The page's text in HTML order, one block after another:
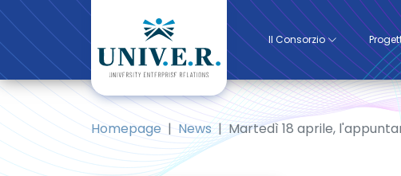
Il Consorzio
Homepage News Martedì 18 aprile,